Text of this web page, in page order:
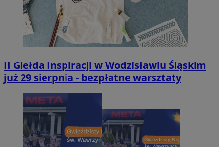
II Giełda Inspiracji w Wodzisławiu Śląskim
już 29 sierpnia - bezpłatne warsztaty